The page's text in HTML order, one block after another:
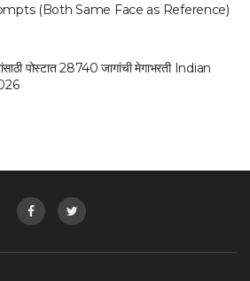
(Both Same Face as Reference)
पोस्टात 28740 जागांची मेगाभरती Indian